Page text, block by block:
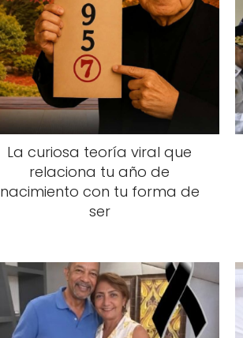
La curiosa teoría viral que
relaciona tu año de
nacimiento con tu forma de
ser